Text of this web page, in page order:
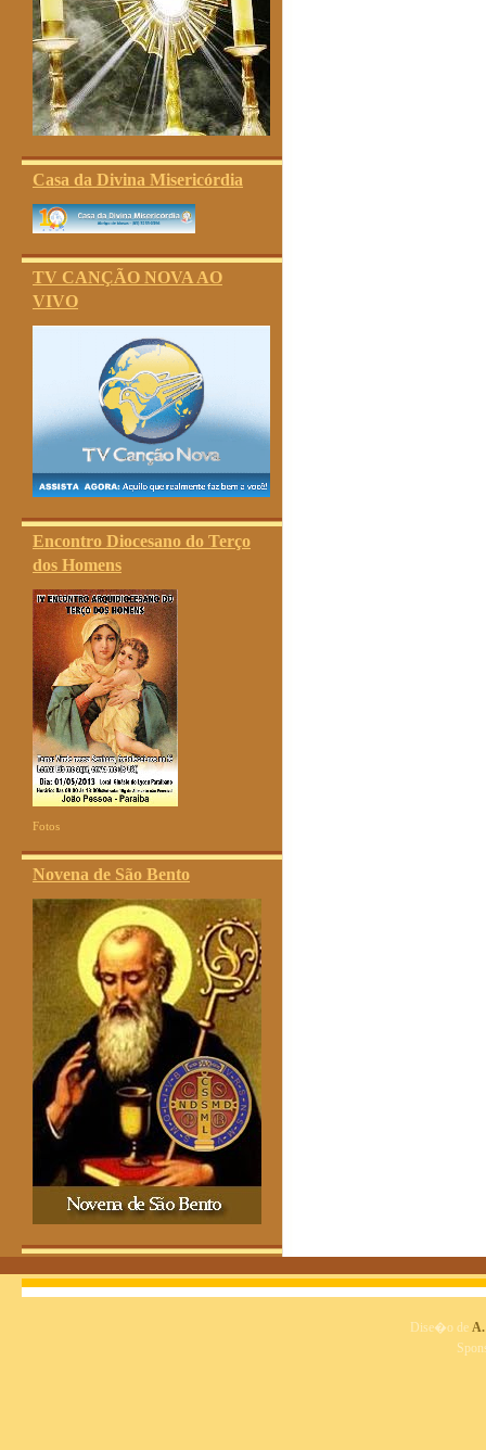
Casa da Divina Misericórdia
TV CANÇÃO NOVA AO
VIVO
Encontro Diocesano do Terço
dos Homens
Fotos
Novena de São Bento
Dise�o de